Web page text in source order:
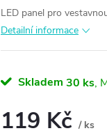
LED panel pro
Detailní informace
Skladem 30 ks
119 Kč / ks